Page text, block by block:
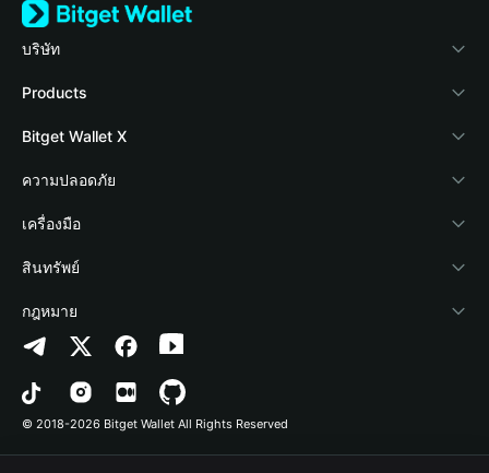
บริษัท
เกี่ยวกับ Bitget Wallet
Blog
Academy
ข่าวสารด้านคริปโต
ศูนย์ช่วยเหลือ
ติดต่อเรา
ทรัพยากรข้อมูลของแบรนด์
อาชีพ
Products
Crypto Card
Stablecoin Earn
Payfi Crypto
Crypto Swap API
Altcoin Season Index
Prediction Markets
DApp
Bitget Wallet X
นักพัฒนา
เชื่อมต่อ Wallet
Bitget Wallet Pay
ลิสต์โปรเจกต์
ความปลอดภัย
Protection Fund
เทคโนโลยีความปลอดภัย
เครื่องมือ
ซื้อคริปโต
การตรวจจับการอนุญาต
การตรวจจับสัญญา
การโอนเป็นชุด
สินทรัพย์
Arbitrum
Avalanche
Bitcoin
กฎหมาย
นโยบายความเป็นส่วนตัว
ข้อตกลงในการใช้บริการ
© 2018-2026 Bitget Wallet All Rights Reserved